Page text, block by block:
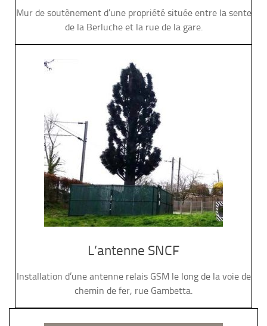
Mur de soutènement d’une propriété située entre la sente
de la Berluche et la rue de la gare.
L’antenne SNCF
Installation d’une antenne relais GSM le long de la voie de
chemin de fer, rue Gambetta.